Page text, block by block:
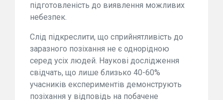
підготовленість до виявлення можливих
небезпек.
Слід підкреслити, що сприйнятливість до
заразного позіхання не є однорідною
серед усіх людей. Наукові дослідження
свідчать, що лише близько 40-60%
учасників експериментів демонструють
позіхання у відповідь на побачене